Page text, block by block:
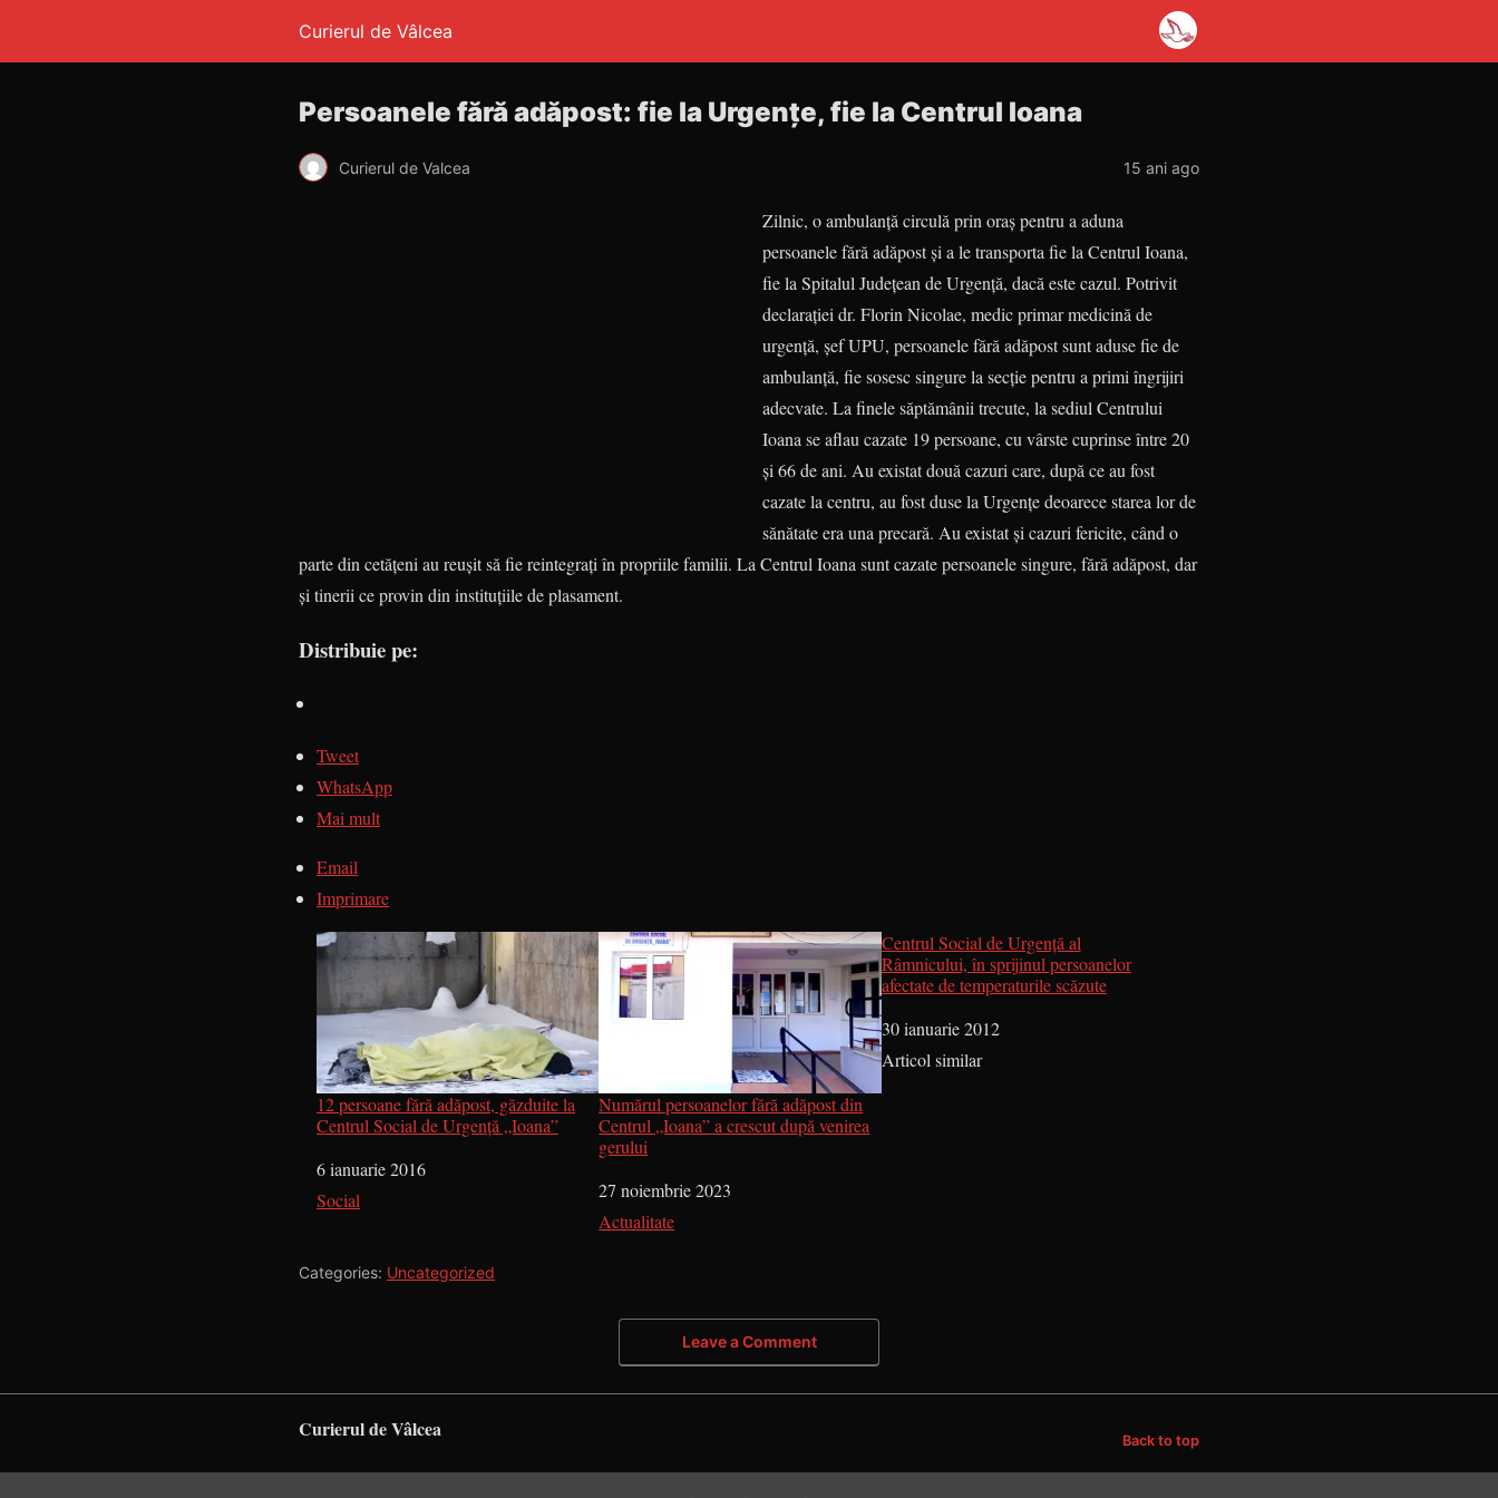
Curierul de Vâlcea
Persoanele fără adăpost: fie la Urgenţe, fie la Centrul Ioana
Curierul de Valcea 15 ani ago
Zilnic, o ambulanţă circulă prin oraş pentru a aduna
persoanele fără adăpost şi a le transporta fie la Centrul Ioana,
fie la Spitalul Judeţean de Urgenţă, dacă este cazul. Potrivit
declaraţiei dr. Florin Nicolae, medic primar medicină de
urgenţă, şef UPU, persoanele fără adăpost sunt aduse fie de
ambulanţă, fie sosesc singure la secţie pentru a primi îngrijiri
adecvate. La finele săptămânii trecute, la sediul Centrului
Ioana se aflau cazate 19 persoane, cu vârste cuprinse între 20
şi 66 de ani. Au existat două cazuri care, după ce au fost
cazate la centru, au fost duse la Urgenţe deoarece starea lor de
sănătate era una precară. Au existat şi cazuri fericite, când o
parte din cetăţeni au reuşit să fie reintegraţi în propriile familii. La Centrul Ioana sunt cazate persoanele singure, fără adăpost, dar
şi tinerii ce provin din instituţiile de plasament.
Distribuie pe:
Tweet
WhatsApp
Mai mult
Email
Imprimare
12 persoane fără adăpost, găzduite la
Centrul Social de Urgenţă „Ioana”
Dată
6 ianuarie 2016
În legătură cu
Social
Numărul persoanelor fără adăpost din
Centrul „Ioana” a crescut după venirea
gerului
Dată
27 noiembrie 2023
În legătură cu
Actualitate
Centrul Social de Urgenţă al
Râmnicului, în sprijinul persoanelor
afectate de temperaturile scăzute
Dată
30 ianuarie 2012
În legătură cu
Articol similar
Categories: Uncategorized
Leave a Comment
Curierul de Vâlcea Back to top